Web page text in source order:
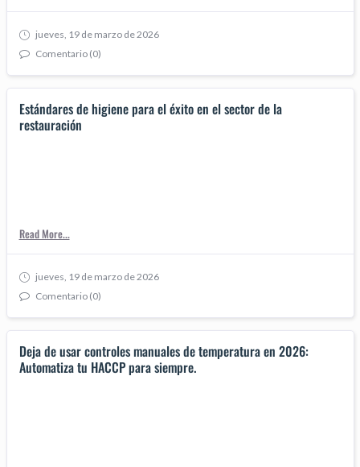
jueves, 19 de marzo de 2026
Comentario (0)
Estándares de higiene para el éxito en el sector de la
restauración
Read More...
jueves, 19 de marzo de 2026
Comentario (0)
Deja de usar controles manuales de temperatura en 2026:
Automatiza tu HACCP para siempre.